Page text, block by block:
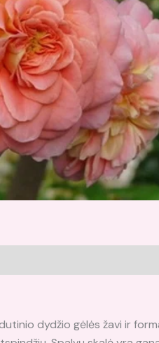
dydžio gėlės žavi ir